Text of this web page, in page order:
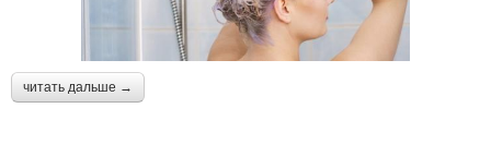
читать дальше →